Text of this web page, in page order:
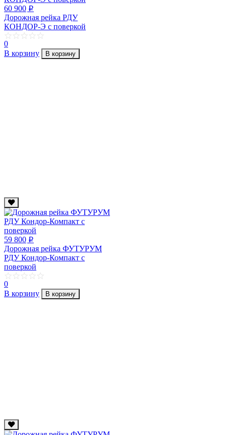
60 900 p
Дорожная рейка РДУ
КОНДОР-Э с поверкой
0
В корзину
В корзину
59 800 p
Дорожная рейка ФУТУРУМ
РДУ Кондор-Компакт c
поверкой
0
В корзину
В корзину